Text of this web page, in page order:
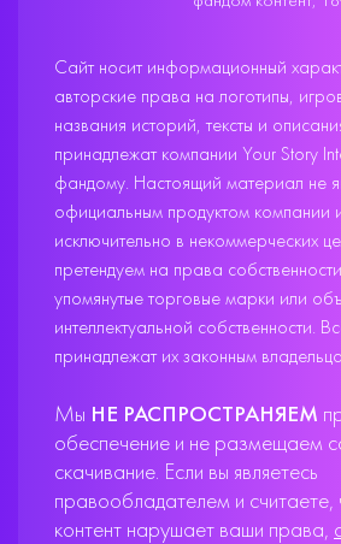
Сайт носит информационный
авторские права на логотипы,
названия историй, тексты и
принадлежат компании Your Story
фандому. Настоящий материал не
официальным продуктом компании
исключительно в некоммерческих
претендуем на права
упомянутые торговые марки или
интеллектуальной собственности.
принадлежат их законным
Мы НЕ РАСПРОСТРАНЯЕМ
обеспечение и не размещаем
скачивание. Если вы являетесь
правообладателем и считаете,
контент нарушает ваши права,